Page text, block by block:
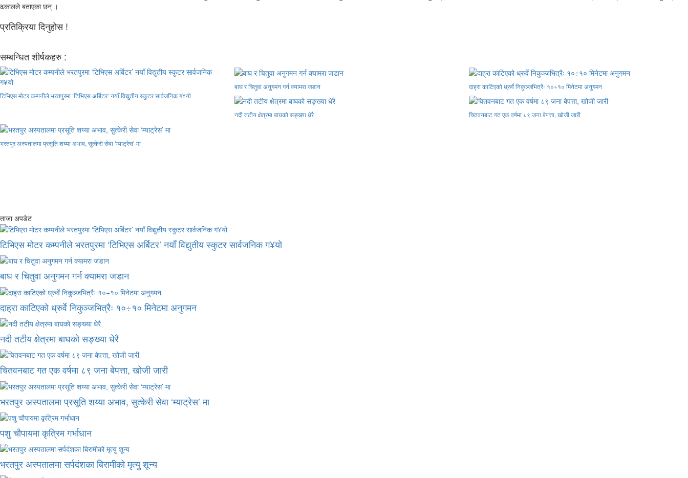
ढकालले बताएका छन् ।
प्रतिक्रिया दिनुहोस !
सम्बन्धित शीर्षकहरु :
टिभिएस मोटर कम्पनीले भरतपुरमा ‘टिभिएस अर्बिटर’ नयाँ विद्युतीय स्कुटर सार्वजनिक ग¥यो
बाघ र चितुवा अनुगमन गर्न क्यामरा जडान दाह्रा काटिएको ध्रुर्वे निकुञ्जभित्रैः १०÷१० मिनेटमा अनुगमन
नदी तटीय क्षेत्रमा बाघको सङ्ख्या धेरै चितवनबाट गत एक वर्षमा ८९ जना बेपत्ता, खोजी जारी
भरतपुर अस्पतालमा प्रसूति शय्या अभाव, सुत्केरी सेवा ‘म्याट्रेस’ मा
ताजा अपडेट
टिभिएस मोटर कम्पनीले भरतपुरमा ‘टिभिएस अर्बिटर’ नयाँ विद्युतीय स्कुटर सार्वजनिक ग¥यो
बाघ र चितुवा अनुगमन गर्न क्यामरा जडान
दाह्रा काटिएको ध्रुर्वे निकुञ्जभित्रैः १०÷१० मिनेटमा अनुगमन
नदी तटीय क्षेत्रमा बाघको सङ्ख्या धेरै
चितवनबाट गत एक वर्षमा ८९ जना बेपत्ता, खोजी जारी
भरतपुर अस्पतालमा प्रसूति शय्या अभाव, सुत्केरी सेवा ‘म्याट्रेस’ मा
पशु चौपायमा कृत्रिम गर्भाधान
भरतपुर अस्पतालमा सर्पदंशका बिरामीको मृत्यु शून्य